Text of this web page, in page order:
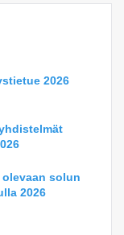
2026
solun
2026